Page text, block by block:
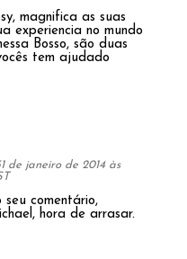
magnifica as suas
experiencia no mundo
Bosso, são duas
tem ajudado
de janeiro de 2014 às
seu comentário,
hora de arrasar.